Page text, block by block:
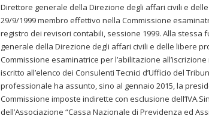
Direttore generale della Direzione degli affari civili e
29/9/1999 membro effettivo nella Commissione
registro dei revisori contabili, sessione 1999. Alla
generale della Direzione degli affari civili e delle libere
Commissione esaminatrice per l’abilitazione
iscritto all’elenco dei Consulenti Tecnici d’Ufficio del
professionale ha assunto, sino al gennaio 2015, la
Commissione imposte indirette con esclusione
dell’Associazione “Cassa Nazionale di Previdenza ed